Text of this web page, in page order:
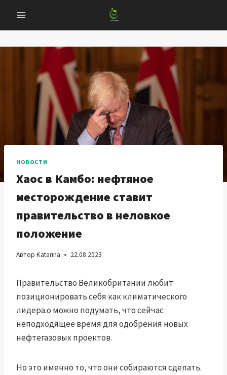
содержанию
НОВОСТИ
Хаос в Камбо: нефтяное
месторождение ставит
правительство в неловкое
положение
Автор Katarina 22.08.2023
Правительство Великобритании любит
позиционировать себя как климатического
лидера.o можно подумать, что сейчас
неподходящее время для одобрения новых
нефтегазовых проектов.
Но это именно то, что они собираются сделать.